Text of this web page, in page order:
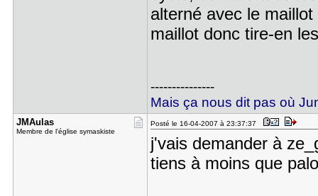
alterné avec le
maillot donc tire-en
---------------
Mais ça nous dit pas où
JMAulas
Membre de l'église symaskiste
Posté le 16-04-2007 à 23:37:37
j'vais demander à
tiens à moins que